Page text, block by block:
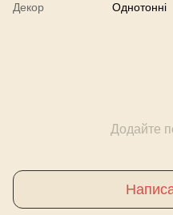
Декор Однотонні
Додайте